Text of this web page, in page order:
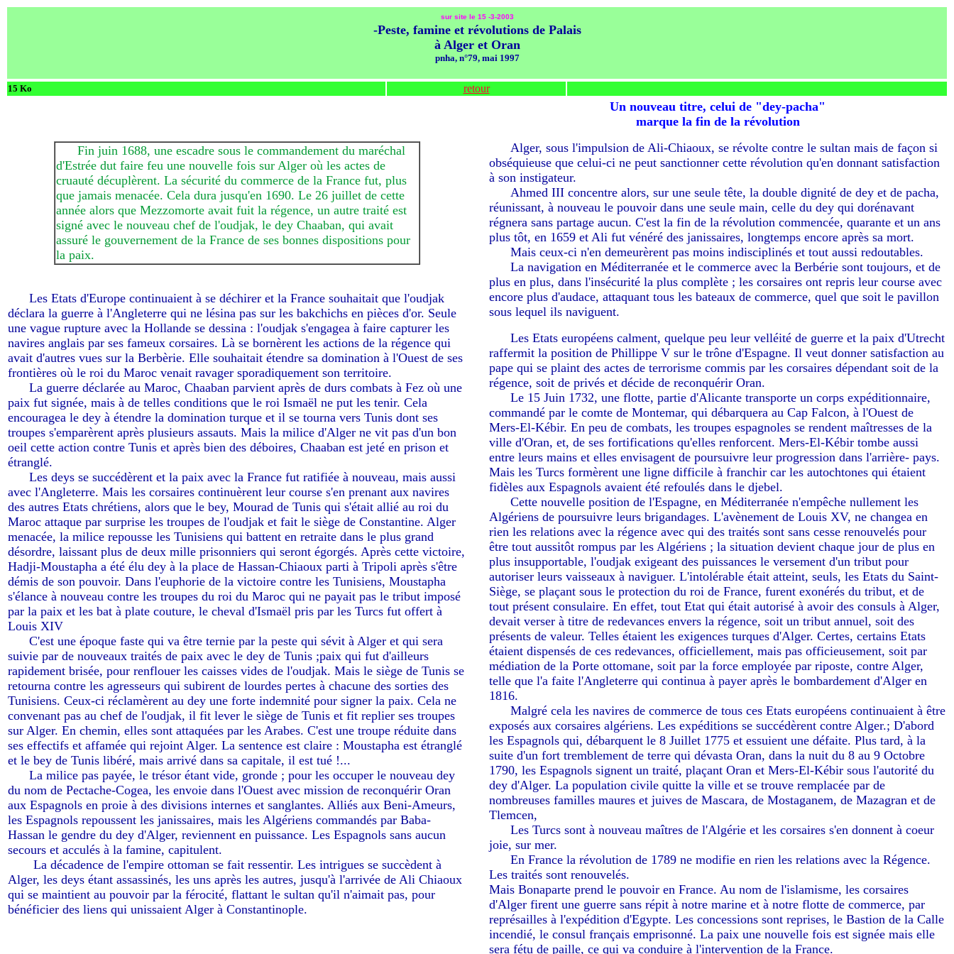
sur site le 15 -3-2003
-Peste, famine et révolutions de Palais
à Alger et Oran
pnha, n°79, mai 1997
15 Ko retour
Fin juin 1688, une escadre sous le commandement du maréchal
d'Estrée dut faire feu une nouvelle fois sur Alger où les actes de
cruauté décuplèrent. La sécurité du commerce de la France fut, plus
que jamais menacée. Cela dura jusqu'en 1690. Le 26 juillet de cette
année alors que Mezzomorte avait fuit la régence, un autre traité est
signé avec le nouveau chef de l'oudjak, le dey Chaaban, qui avait
assuré le gouvernement de la France de ses bonnes dispositions pour
la paix.
Les Etats d'Europe continuaient à se déchirer et la France souhaitait que l'oudjak
déclara la guerre à l'Angleterre qui ne lésina pas sur les bakchichs en pièces d'or. Seule
une vague rupture avec la Hollande se dessina : l'oudjak s'engagea à faire capturer les
navires anglais par ses fameux corsaires. Là se bornèrent les actions de la régence qui
avait d'autres vues sur la Berbèrie. Elle souhaitait étendre sa domination à l'Ouest de ses
frontières où le roi du Maroc venait ravager sporadiquement son territoire.
La guerre déclarée au Maroc, Chaaban parvient après de durs combats à Fez où une
paix fut signée, mais à de telles conditions que le roi Ismaël ne put les tenir. Cela
encouragea le dey à étendre la domination turque et il se tourna vers Tunis dont ses
troupes s'emparèrent après plusieurs assauts. Mais la milice d'Alger ne vit pas d'un bon
oeil cette action contre Tunis et après bien des déboires, Chaaban est jeté en prison et
étranglé.
Les deys se succédèrent et la paix avec la France fut ratifiée à nouveau, mais aussi
avec l'Angleterre. Mais les corsaires continuèrent leur course s'en prenant aux navires
des autres Etats chrétiens, alors que le bey, Mourad de Tunis qui s'était allié au roi du
Maroc attaque par surprise les troupes de l'oudjak et fait le siège de Constantine. Alger
menacée, la milice repousse les Tunisiens qui battent en retraite dans le plus grand
désordre, laissant plus de deux mille prisonniers qui seront égorgés. Après cette victoire,
Hadji-Moustapha a été élu dey à la place de Hassan-Chiaoux parti à Tripoli après s'être
démis de son pouvoir. Dans l'euphorie de la victoire contre les Tunisiens, Moustapha
s'élance à nouveau contre les troupes du roi du Maroc qui ne payait pas le tribut imposé
par la paix et les bat à plate couture, le cheval d'Ismaël pris par les Turcs fut offert à
Louis XIV
C'est une époque faste qui va être ternie par la peste qui sévit à Alger et qui sera
suivie par de nouveaux traités de paix avec le dey de Tunis ;paix qui fut d'ailleurs
rapidement brisée, pour renflouer les caisses vides de l'oudjak. Mais le siège de Tunis se
retourna contre les agresseurs qui subirent de lourdes pertes à chacune des sorties des
Tunisiens. Ceux-ci réclamèrent au dey une forte indemnité pour signer la paix. Cela ne
convenant pas au chef de l'oudjak, il fit lever le siège de Tunis et fit replier ses troupes
sur Alger. En chemin, elles sont attaquées par les Arabes. C'est une troupe réduite dans
ses effectifs et affamée qui rejoint Alger. La sentence est claire : Moustapha est étranglé
et le bey de Tunis libéré, mais arrivé dans sa capitale, il est tué !...
La milice pas payée, le trésor étant vide, gronde ; pour les occuper le nouveau dey
du nom de Pectache-Cogea, les envoie dans l'Ouest avec mission de reconquérir Oran
aux Espagnols en proie à des divisions internes et sanglantes. Alliés aux Beni-Ameurs,
les Espagnols repoussent les janissaires, mais les Algériens commandés par Baba-
Hassan le gendre du dey d'Alger, reviennent en puissance. Les Espagnols sans aucun
secours et acculés à la famine, capitulent.
La décadence de l'empire ottoman se fait ressentir. Les intrigues se succèdent à
Alger, les deys étant assassinés, les uns après les autres, jusqu'à l'arrivée de Ali Chiaoux
qui se maintient au pouvoir par la férocité, flattant le sultan qu'il n'aimait pas, pour
bénéficier des liens qui unissaient Alger à Constantinople.
Un nouveau titre, celui de "dey-pacha"
marque la fin de la révolution
Alger, sous l'impulsion de Ali-Chiaoux, se révolte contre le sultan mais de façon si
obséquieuse que celui-ci ne peut sanctionner cette révolution qu'en donnant satisfaction
à son instigateur.
Ahmed III concentre alors, sur une seule tête, la double dignité de dey et de pacha,
réunissant, à nouveau le pouvoir dans une seule main, celle du dey qui dorénavant
régnera sans partage aucun. C'est la fin de la révolution commencée, quarante et un ans
plus tôt, en 1659 et Ali fut vénéré des janissaires, longtemps encore après sa mort.
Mais ceux-ci n'en demeurèrent pas moins indisciplinés et tout aussi redoutables.
La navigation en Méditerranée et le commerce avec la Berbérie sont toujours, et de
plus en plus, dans l'insécurité la plus complète ; les corsaires ont repris leur course avec
encore plus d'audace, attaquant tous les bateaux de commerce, quel que soit le pavillon
sous lequel ils naviguent.
Les Etats européens calment, quelque peu leur velléité de guerre et la paix d'Utrecht
raffermit la position de Phillippe V sur le trône d'Espagne. Il veut donner satisfaction au
pape qui se plaint des actes de terrorisme commis par les corsaires dépendant soit de la
régence, soit de privés et décide de reconquérir Oran.
Le 15 Juin 1732, une flotte, partie d'Alicante transporte un corps expéditionnaire,
commandé par le comte de Montemar, qui débarquera au Cap Falcon, à l'Ouest de
Mers-El-Kébir. En peu de combats, les troupes espagnoles se rendent maîtresses de la
ville d'Oran, et, de ses fortifications qu'elles renforcent. Mers-El-Kébir tombe aussi
entre leurs mains et elles envisagent de poursuivre leur progression dans l'arrière- pays.
Mais les Turcs formèrent une ligne difficile à franchir car les autochtones qui étaient
fidèles aux Espagnols avaient été refoulés dans le djebel.
Cette nouvelle position de l'Espagne, en Méditerranée n'empêche nullement les
Algériens de poursuivre leurs brigandages. L'avènement de Louis XV, ne changea en
rien les relations avec la régence avec qui des traités sont sans cesse renouvelés pour
être tout aussitôt rompus par les Algériens ; la situation devient chaque jour de plus en
plus insupportable, l'oudjak exigeant des puissances le versement d'un tribut pour
autoriser leurs vaisseaux à naviguer. L'intolérable était atteint, seuls, les Etats du Saint-
Siège, se plaçant sous le protection du roi de France, furent exonérés du tribut, et de
tout présent consulaire. En effet, tout Etat qui était autorisé à avoir des consuls à Alger,
devait verser à titre de redevances envers la régence, soit un tribut annuel, soit des
présents de valeur. Telles étaient les exigences turques d'Alger. Certes, certains Etats
étaient dispensés de ces redevances, officiellement, mais pas officieusement, soit par
médiation de la Porte ottomane, soit par la force employée par riposte, contre Alger,
telle que l'a faite l'Angleterre qui continua à payer après le bombardement d'Alger en
1816.
Malgré cela les navires de commerce de tous ces Etats européens continuaient à être
exposés aux corsaires algériens. Les expéditions se succédèrent contre Alger.; D'abord
les Espagnols qui, débarquent le 8 Juillet 1775 et essuient une défaite. Plus tard, à la
suite d'un fort tremblement de terre qui dévasta Oran, dans la nuit du 8 au 9 Octobre
1790, les Espagnols signent un traité, plaçant Oran et Mers-El-Kébir sous l'autorité du
dey d'Alger. La population civile quitte la ville et se trouve remplacée par de
nombreuses familles maures et juives de Mascara, de Mostaganem, de Mazagran et de
Tlemcen,
Les Turcs sont à nouveau maîtres de l'Algérie et les corsaires s'en donnent à coeur
joie, sur mer.
En France la révolution de 1789 ne modifie en rien les relations avec la Régence.
Les traités sont renouvelés.
Mais Bonaparte prend le pouvoir en France. Au nom de l'islamisme, les corsaires
d'Alger firent une guerre sans répit à notre marine et à notre flotte de commerce, par
représailles à l'expédition d'Egypte. Les concessions sont reprises, le Bastion de la Calle
incendié, le consul français emprisonné. La paix une nouvelle fois est signée mais elle
sera fétu de paille, ce qui va conduire à l'intervention de la France.